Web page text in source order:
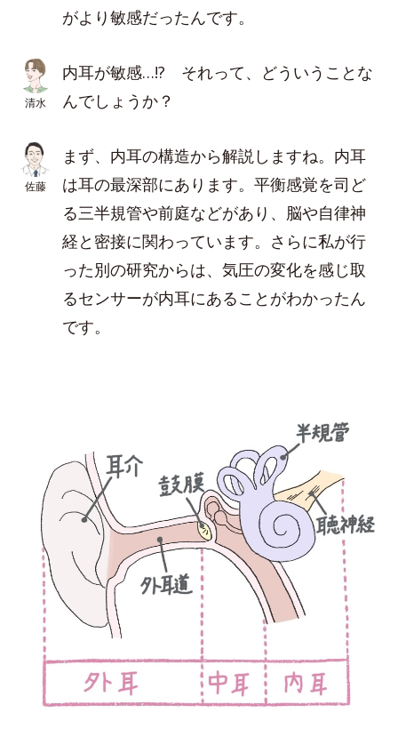
がより敏感だったんです。
清水
内耳が敏感…!? それって、どういうことな
んでしょうか？
佐藤
まず、内耳の構造から解説しますね。内耳
は耳の最深部にあります。平衡感覚を司ど
る三半規管や前庭などがあり、脳や自律神
経と密接に関わっています。さらに私が行
った別の研究からは、気圧の変化を感じ取
るセンサーが内耳にあることがわかったん
です。